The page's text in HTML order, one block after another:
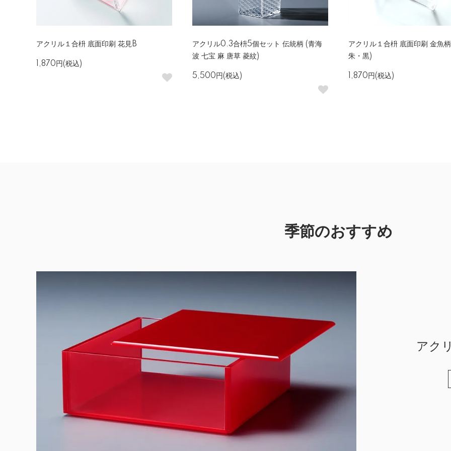
アクリル１合枡 底面印刷 花見B
1,870円(税込)
アクリル0.3合枡5個セット 伝統柄 (青海
波 七宝 麻 唐草 菱紋)
5,500円(税込)
アクリル１合枡 底面印刷 金魚
朱・黒)
1,870円(税込)
季節のおすすめ
アク